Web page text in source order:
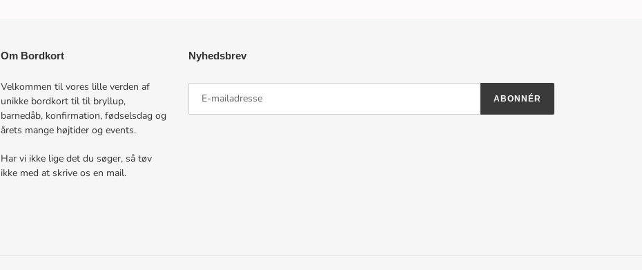
Om Bordkort
Velkommen til vores lille verden af
unikke bordkort til til bryllup,
barnedåb, konfirmation, fødselsdag og
årets mange højtider og events.
Har vi ikke lige det du søger, så tøv
ikke med at skrive os en mail.
Nyhedsbrev
ABONNÉR